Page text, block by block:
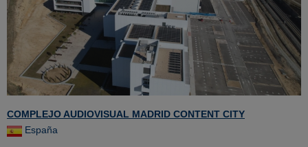
COMPLEJO AUDIOVISUAL MADRID CONTENT CITY
España